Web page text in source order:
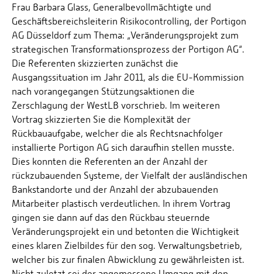
Frau Barbara Glass, Generalbevollmächtigte und
Geschäftsbereichsleiterin Risikocontrolling, der Portigon
AG Düsseldorf zum Thema: „Veränderungsprojekt zum
strategischen Transformationsprozess der Portigon AG“.
Die Referenten skizzierten zunächst die
Ausgangssituation im Jahr 2011, als die EU-Kommission
nach vorangegangen Stützungsaktionen die
Zerschlagung der WestLB vorschrieb. Im weiteren
Vortrag skizzierten Sie die Komplexität der
Rückbauaufgabe, welcher die als Rechtsnachfolger
installierte Portigon AG sich daraufhin stellen musste.
Dies konnten die Referenten an der Anzahl der
rückzubauenden Systeme, der Vielfalt der ausländischen
Bankstandorte und der Anzahl der abzubauenden
Mitarbeiter plastisch verdeutlichen. In ihrem Vortrag
gingen sie dann auf das den Rückbau steuernde
Veränderungsprojekt ein und betonten die Wichtigkeit
eines klaren Zielbildes für den sog. Verwaltungsbetrieb,
welcher bis zur finalen Abwicklung zu gewährleisten ist.